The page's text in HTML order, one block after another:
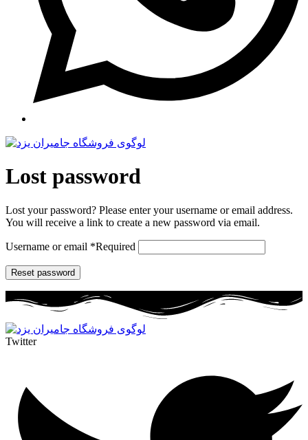
Lost password
Lost your password? Please enter your username or email address.
You will receive a link to create a new password via email.
Username or email *Required
Reset password
Twitter